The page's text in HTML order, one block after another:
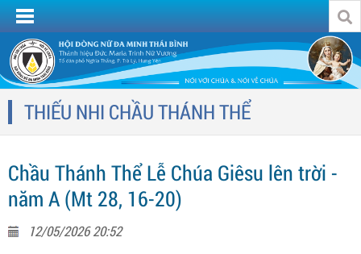
THIẾU NHI CHẦU THÁNH THỂ
Chầu Thánh Thể Lễ Chúa Giêsu lên trời -
năm A (Mt 28, 16-20)
12/05/2026 20:52